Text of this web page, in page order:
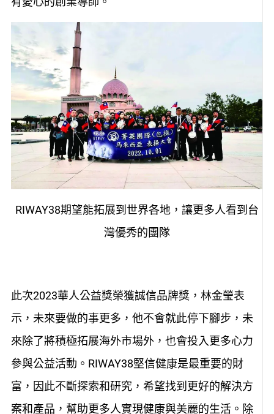
RIWAY38期望能拓展到世界各地，讓更多人看到台
灣優秀的團隊
此次2023華人公益獎榮獲誠信品牌獎，林金瑩表
示，未來要做的事更多，他不會就此停下腳步，未
來除了將積極拓展海外市場外，也會投入更多心力
參與公益活動。RIWAY38堅信健康是最重要的財
富，因此不斷探索和研究，希望找到更好的解決方
案和產品，幫助更多人實現健康與美麗的生活。除